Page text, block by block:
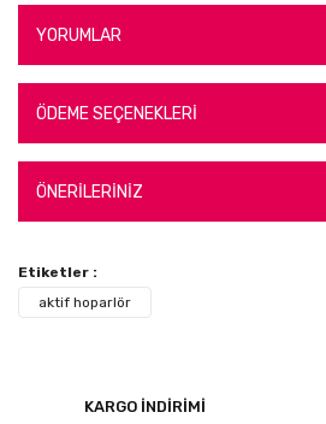
YORUMLAR
ÖDEME SEÇENEKLERİ
ÖNERİLERİNİZ
Etiketler :
aktif hoparlör
KARGO İNDİRİMİ